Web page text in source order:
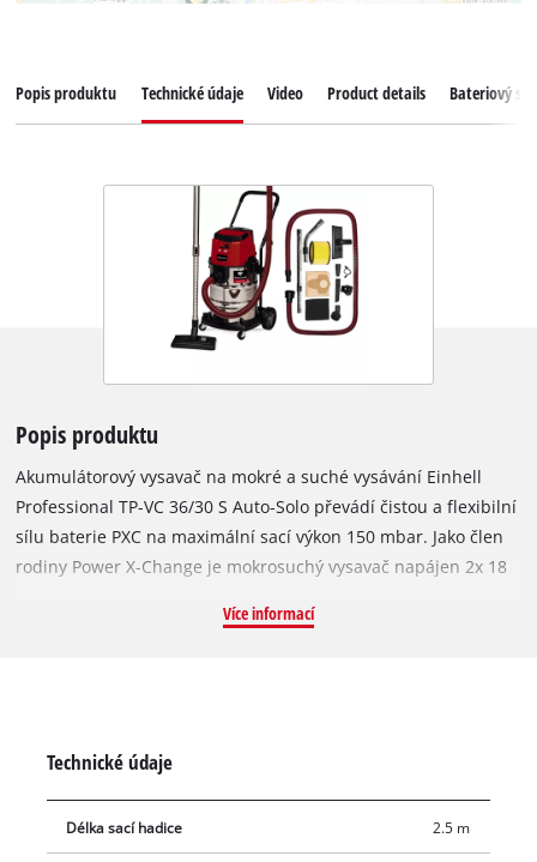
Popis produktu Technické údaje Video Product details Bateriový
Popis produktu
Akumulátorový vysavač na mokré a suché vysávání Einhell
Professional TP-VC 36/30 S Auto-Solo převádí čistou a flexibilní
sílu baterie PXC na maximální sací výkon 150 mbar. Jako člen
rodiny Power X-Change je mokrosuchý vysavač napájen 2x 18
svobodu bez kabelů. Dvě rychlosti (ECO/BOOST) umožňují
za radiátory. Robustní kola a kolečka zajišťují mobilitu a
snadnou přepravu. Mokrosuchý vysavač lze připojit k různým
nástrojům Einhell v dílně a garáži. Díky funkci propojení
Více informací
Technické údaje
Délka sací hadice 2.5 m